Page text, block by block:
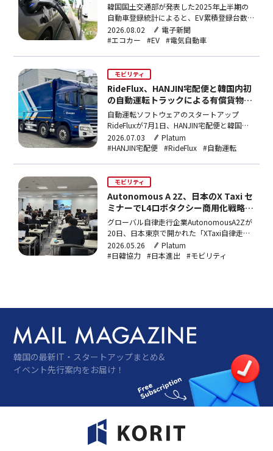
韓国国土交通部が発表した2025年上半期の
自動車登録統計によると、EV累積登録台数
が初めて100万台を突破。上半期の新規登録
の23%をEVが占め、エコカー全体は395万台
2026.08.02
電子新聞
#エコカー
#EV #電気自動車
モビリティ
RideFlux、HANJIN宅配便と韓国内初
の自動運転トラックによる有償貨物輸
送を開始
自動運転ソフトウェアのスタートアップ
RideFluxが7月1日、HANJIN宅配便と韓国内
初の自動運転トラック有償貨物輸送を開始。
群山〜大田間116kmを週2回運行し、年内に
2026.07.03
Platum
#HANJIN宅配便 #RideFlux #自動運転
モビリティ
Autonomous A 2Z、日本のX Taxi セ
ミナーでL4ロボタクシー商用化戦略を
発表
グローバル自律走行企業AutonomousA2Zが
20日、日本東京で開かれた「XTaxi自律走行
セミナー」に参加し、レベル4ロボタクシー
の商用化戦略とグローバル事業の現状を発表
2026.05.26
Platum
#日韓協力 #日本進出 #モビリティ
韓国の最新IT・スタートアップまとめ&
イベント先行案内をお届け！